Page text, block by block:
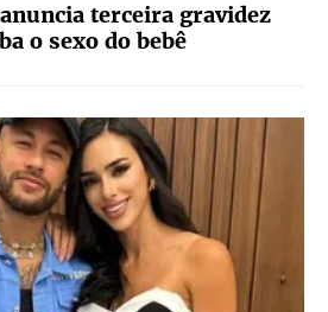
terceira gravidez
o sexo do bebê